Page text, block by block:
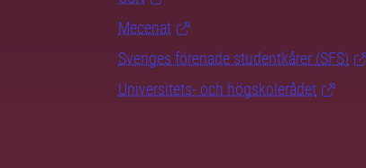
Mecenat
Sveriges förenade studentkårer (SFS)
Universitets- och högskolerådet